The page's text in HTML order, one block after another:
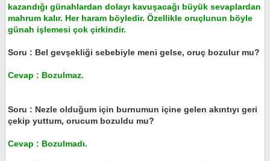
kazandığı günahlardan dolayı kavuşacağı büyük sevaplardan
mahrum kalır. Her haram böyledir. Özellikle oruçlunun böyle
günah işlemesi çok çirkindir.
Soru : Bel gevşekliği sebebiyle meni gelse, oruç bozulur mu?
Cevap : Bozulmaz.
Soru : Nezle olduğum için burnumun içine gelen akıntıyı geri
çekip yuttum, orucum bozuldu mu?
Cevap : Bozulmadı.